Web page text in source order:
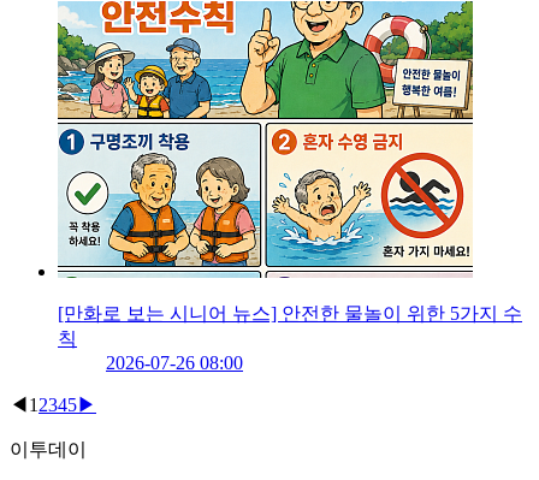
[만화로 보는 시니어 뉴스] 안전한 물놀이 위한 5가지 수
칙
2026-07-26 08:00
◀ 1 2345▶
이투데이